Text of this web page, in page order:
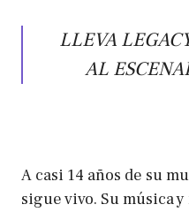
LLEVA
AL
A casi 14 años de su
sigue vivo. Su música